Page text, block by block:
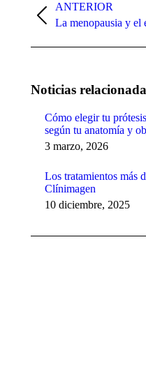
entre
publicaciones
ANTERIOR
Publicación
La menopausia y el
Noticias
Cómo elegir tu
según tu anatomía y
3 marzo, 2026
Los tratamientos más
Clínimagen
10 diciembre, 2025